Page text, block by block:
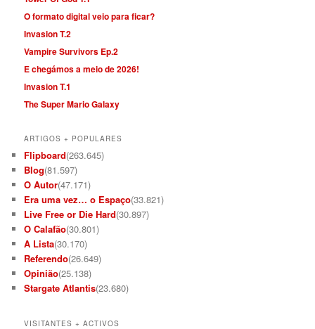
O formato digital veio para ficar?
Invasion T.2
Vampire Survivors Ep.2
E chegámos a meio de 2026!
Invasion T.1
The Super Mario Galaxy
ARTIGOS + POPULARES
Flipboard(263.645)
Blog(81.597)
O Autor(47.171)
Era uma vez… o Espaço(33.821)
Live Free or Die Hard(30.897)
O Calafão(30.801)
A Lista(30.170)
Referendo(26.649)
Opinião(25.138)
Stargate Atlantis(23.680)
VISITANTES + ACTIVOS